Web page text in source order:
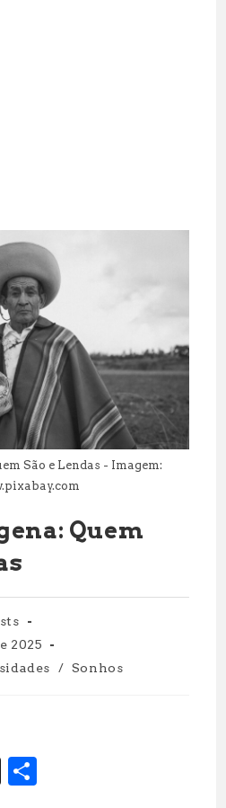
São e Lendas - Imagem:
Quem
2025
/ Sonhos
X